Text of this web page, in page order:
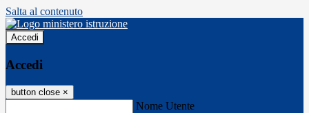
Salta al contenuto
Accedi
Accedi
button close ×
Nome Utente